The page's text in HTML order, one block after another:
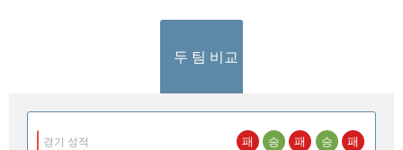
두 팀 비교
경기 성적 패 승 패 승 패